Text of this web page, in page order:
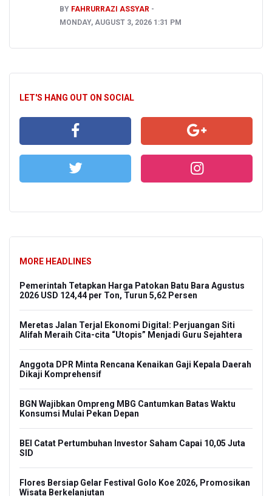
BY FAHRURRAZI ASSYAR
MONDAY, AUGUST 3, 2026 1:31 PM
LET'S HANG OUT ON SOCIAL
MORE HEADLINES
Pemerintah Tetapkan Harga Patokan Batu Bara Agustus
2026 USD 124,44 per Ton, Turun 5,62 Persen
Meretas Jalan Terjal Ekonomi Digital: Perjuangan Siti
Alifah Meraih Cita-cita “Utopis” Menjadi Guru Sejahtera
Anggota DPR Minta Rencana Kenaikan Gaji Kepala Daerah
Dikaji Komprehensif
BGN Wajibkan Ompreng MBG Cantumkan Batas Waktu
Konsumsi Mulai Pekan Depan
BEI Catat Pertumbuhan Investor Saham Capai 10,05 Juta
SID
Flores Bersiap Gelar Festival Golo Koe 2026, Promosikan
Wisata Berkelanjutan